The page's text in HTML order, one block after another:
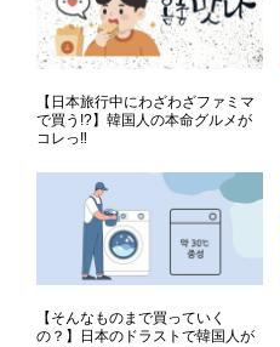
【日本旅行中にわざわざファミマ
で買う!?】韓国人の本命グルメが
コレっ‼
【そんなものまで買っていく
の？】日本のドラストで韓国人が